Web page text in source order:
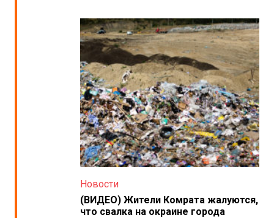
Новости
(ВИДЕО) Жители Комрата жалуются,
что свалка на окраине города